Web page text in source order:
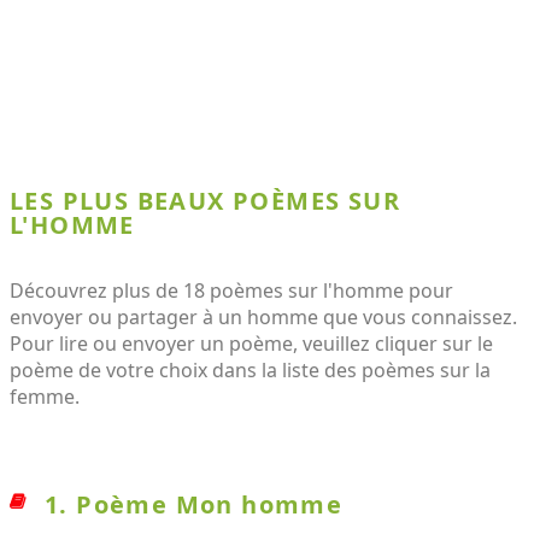
LES PLUS BEAUX POÈMES SUR
L'HOMME
Découvrez plus de 18 poèmes sur l'homme pour
envoyer ou partager à un homme que vous connaissez.
Pour lire ou envoyer un poème, veuillez cliquer sur le
poème de votre choix dans la liste des poèmes sur la
femme.
1. Poème Mon homme